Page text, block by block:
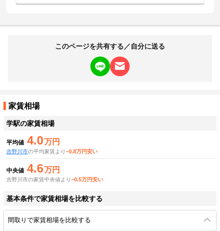
このページを共有する／自分に送る
家賃相場
学駅の家賃相場
平均値 4.0万円
吉野川市の平均家賃より −0.8万円安い
中央値 4.6万円
吉野川市の家賃中央値より −0.5万円安い
基本条件で家賃相場を比較する
間取りで家賃相場を比較する